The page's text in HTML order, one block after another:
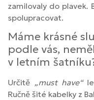
zamilovaly do plavek.
spolupracovat.
Máme krásné
podle vás,
v letním
Určitě „must have“
Ručně šité kabelky z